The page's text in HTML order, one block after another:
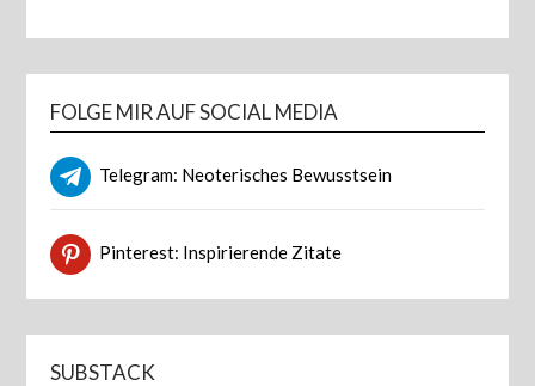
FOLGE MIR AUF SOCIAL MEDIA
Telegram: Neoterisches Bewusstsein
Pinterest: Inspirierende Zitate
SUBSTACK